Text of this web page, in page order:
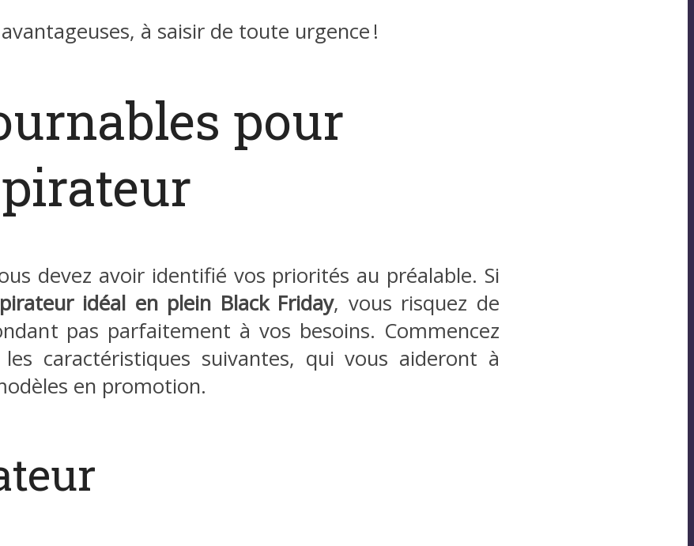
à saisir de toute urgence !
pour
devez avoir identifié vos priorités au préalable. Si
idéal en plein Black Friday, vous risquez de
pas parfaitement à vos besoins. Commencez
caractéristiques suivantes, qui vous aideront à
en promotion.